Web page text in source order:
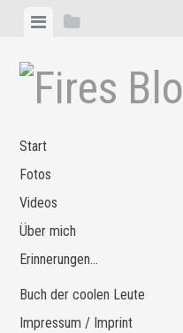
Zum
springen
MenüSeitenleiste
Start
Fotos
Videos
Über mich
Erinnerungen…
Buch der coolen Leute
Impressum / Imprint